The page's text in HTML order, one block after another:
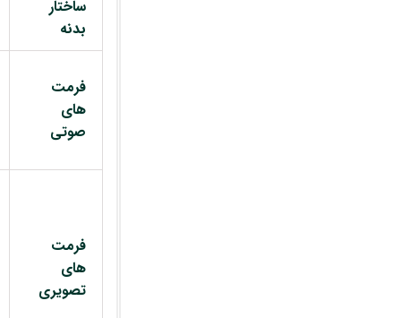
ساختار
بدنه
فرمت
های
صوتی
فرمت
های
تصویری